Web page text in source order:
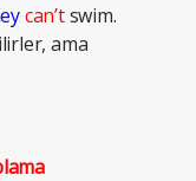
can’tswim.
ama